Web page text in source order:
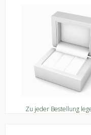
Zu jeder Bestellung